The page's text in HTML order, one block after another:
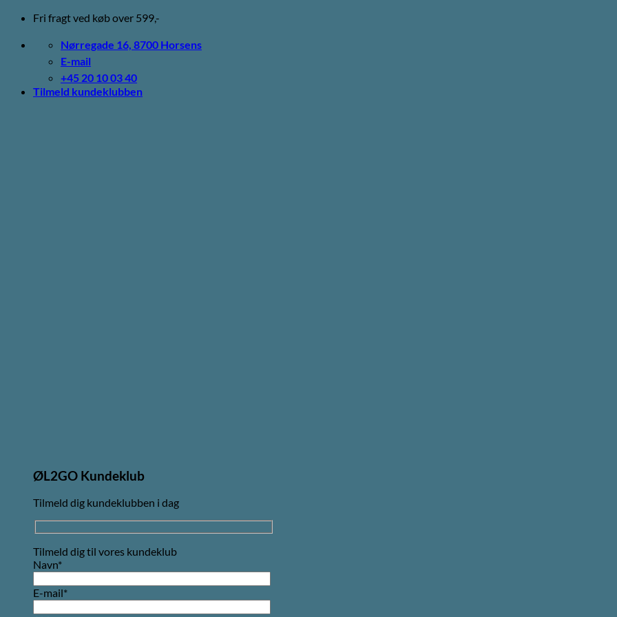
Fortsæt
indhold
Fri fragt ved køb over 599,-
Nørregade 16, 8700 Horsens
E-mail
+45 20 10 03 40
Tilmeld kundeklubben
ØL2GO Kundeklub
Tilmeld dig kundeklubben i dag
Tilmeld dig til vores kundeklub
Navn*
E-mail*